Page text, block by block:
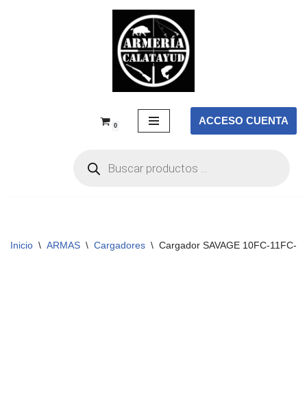
0 ACCESO CUENTA
Inicio \ ARMAS \ Cargadores \ Cargador SAVAGE 10FC-11FC-